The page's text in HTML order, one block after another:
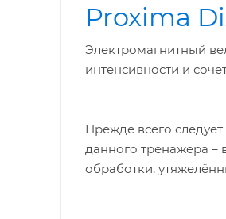
Proxima
Электромагнитный
интенсивности и
Прежде всего
данного тренажера –
обработки,